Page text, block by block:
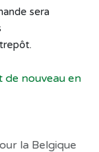
sera
de nouveau en
la Belgique